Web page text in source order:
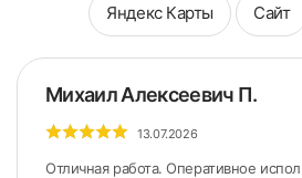
Яндекс Карты Сайт
Михаил Алексеевич П.
13.07.2026
Отличная работа. Оперативное